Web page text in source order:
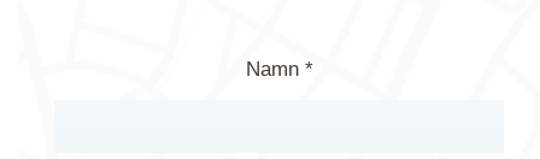
Namn *